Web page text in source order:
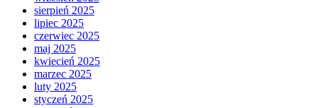
sierpień 2025
lipiec 2025
czerwiec 2025
maj 2025
kwiecień 2025
marzec 2025
luty 2025
styczeń 2025